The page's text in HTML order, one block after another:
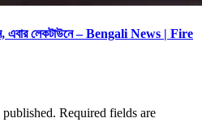
লেকটাউনে – Bengali News | Fire
Required fields are